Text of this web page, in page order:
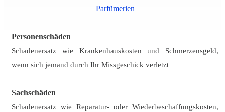
Parfümerien
Personenschäden
Schadenersatz wie Krankenhauskosten und Schmerzensgeld,
wenn sich jemand durch Ihr Missgeschick verletzt
Sachschäden
Schadenersatz wie Reparatur- oder Wiederbeschaffungskosten,